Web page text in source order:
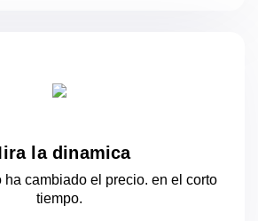
la dinamica
ha cambiado el precio. en el corto
tiempo.